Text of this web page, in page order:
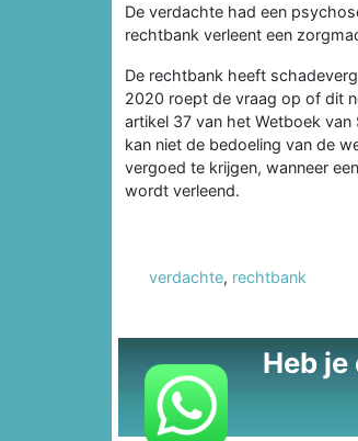
De verdachte had een
rechtbank verleent een
De rechtbank heeft
2020 roept de vraag op of dit
artikel 37 van het Wetboek
kan niet de bedoeling van de
vergoed te krijgen, wanneer
wordt verleend.
verdachte, rechtbank
Heb